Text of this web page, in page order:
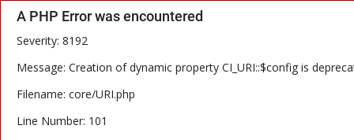
A PHP Error was encountered
Severity: 8192
Message: Creation of dynamic property CI_URI::$config is
Filename: core/URI.php
Line Number: 101